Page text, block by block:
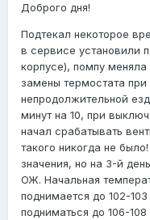
Доброго дня!
Подтекал некоторое
в сервисе установили
корпусе), помпу
замены термостата
непродолжительной
минут на 10, при
начал срабатывать
такого никогда не
значения, но на 3-й
ОЖ. Начальная
поднимается до 102-
подниматься до 106-